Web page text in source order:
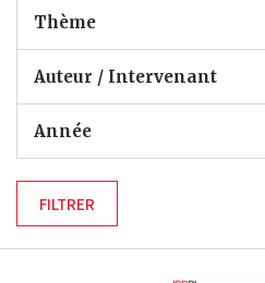
Thème
Auteur / Intervenant
Année